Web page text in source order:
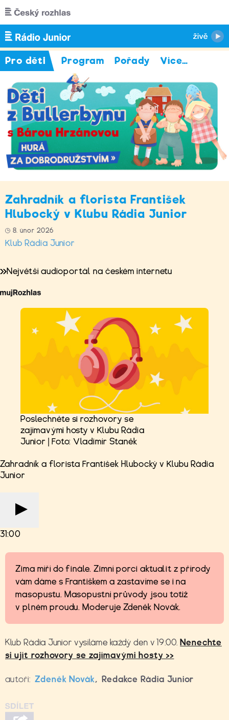
Přejít k hlavnímu obsahu
Pro děti Program Pořady Více…
Zahradník a florista František
Hlubocký v Klubu Rádia Junior
8. únor 2026
Klub Rádia Junior
Největší audioportál na českém internetu
Poslechněte si rozhovory se
zajímavými hosty v Klubu Rádia
Junior | Foto: Vladimír Staněk
Zahradník a florista František Hlubocký v Klubu Rádia
Junior
31:00
Zima míří do finále. Zimní porci aktualit z přírody
vám dáme s Františkem a zastavíme se i na
masopustu. Masopustní průvody jsou totiž
v plném proudu. Moderuje Zdeněk Novák.
Klub Rádia Junior vysíláme každý den v 19:00.Nenechte
si ujít rozhovory se zajímavými hosty >>
autoři: Zdeněk Novák, Redakce Rádia Junior